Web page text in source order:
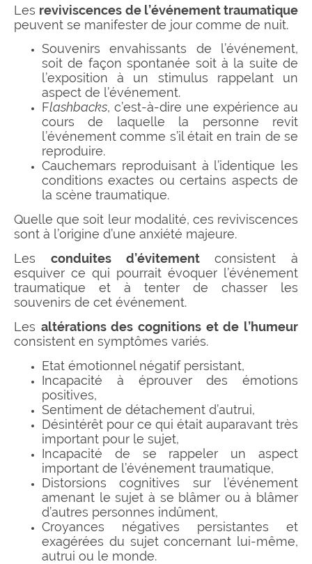
Les reviviscences de l’événement traumatique
peuvent se manifester de jour comme de nuit.
Souvenirs envahissants de l’événement,
soit de façon spontanée soit à la suite de
l’exposition à un stimulus rappelant un
aspect de l’événement.
Flashbacks, c’est-à-dire une expérience au
cours de laquelle la personne revit
l’événement comme s’il était en train de se
reproduire.
Cauchemars reproduisant à l’identique les
conditions exactes ou certains aspects de
la scène traumatique.
Quelle que soit leur modalité, ces reviviscences
sont à l’origine d’une anxiété majeure.
Les conduites d’évitementconsistent à
esquiver ce qui pourrait évoquer l’événement
traumatique et à tenter de chasser les
souvenirs de cet événement.
Les altérations des cognitions et de l’humeur
consistent en symptômes variés.
Etat émotionnel négatif persistant,
Incapacité à éprouver des émotions
positives,
Sentiment de détachement d’autrui,
Désintérêt pour ce qui était auparavant très
important pour le sujet,
Incapacité de se rappeler un aspect
important de l’événement traumatique,
Distorsions cognitives sur l’événement
amenant le sujet à se blâmer ou à blâmer
d’autres personnes indûment,
Croyances négatives persistantes et
exagérées du sujet concernant lui-même,
autrui ou le monde.